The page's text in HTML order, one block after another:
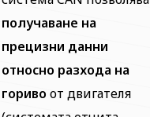
получаване на
прецизни данни
относно разхода на
гориво от двигателя